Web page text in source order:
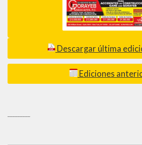
Descargar última
Ediciones